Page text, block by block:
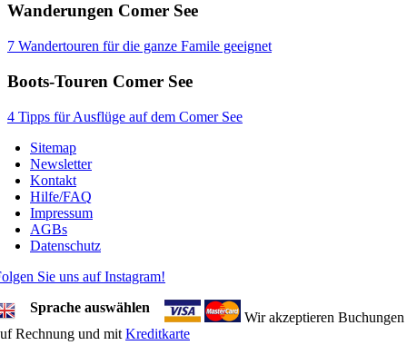
Wanderungen Comer See
7 Wandertouren für die ganze Famile geeignet
Boots-Touren Comer See
4 Tipps für Ausflüge auf dem Comer See
Sitemap
Newsletter
Kontakt
Hilfe/FAQ
Impressum
AGBs
Datenschutz
Sie uns auf Instagram!
Sprache auswählen
Wir akzeptieren Buchungen
Rechnung und mit Kreditkarte